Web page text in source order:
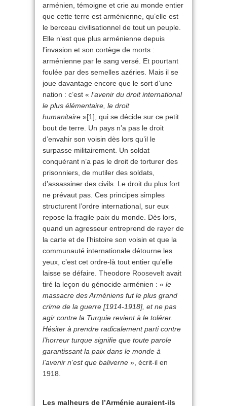
arménien, témoigne et crie au monde entier
que cette terre est arménienne, qu’elle est
le berceau civilisationnel de tout un peuple.
Elle n’est que plus arménienne depuis
l’invasion et son cortège de morts :
arménienne par le sang versé. Et pourtant
foulée par des semelles azéries. Mais il se
joue davantage encore que le sort d’une
nation : c’est « l’avenir du droit international
le plus élémentaire, le droit
humanitaire »[1] , qui se décide sur ce petit
bout de terre. Un pays n’a pas le droit
d’envahir son voisin dès lors qu’il le
surpasse militairement. Un soldat
conquérant n’a pas le droit de torturer des
prisonniers, de mutiler des soldats,
d’assassiner des civils. Le droit du plus fort
ne prévaut pas. Ces principes simples
structurent l’ordre international, sur eux
repose la fragile paix du monde. Dès lors,
quand un agresseur entreprend de rayer de
la carte et de l’histoire son voisin et que la
communauté internationale détourne les
yeux, c’est cet ordre-là tout entier qu’elle
laisse se défaire. Theodore Roosevelt avait
tiré la leçon du génocide arménien : « le
massacre des Arméniens fut le plus grand
crime de la guerre [1914-1918], et ne pas
agir contre la Turquie revient à le tolérer.
Hésiter à prendre radicalement parti contre
l’horreur turque signifie que toute parole
garantissant la paix dans le monde à
l’avenir n’est que baliverne », écrit-il en
1918.
Les malheurs de l’Arménie auraient-ils